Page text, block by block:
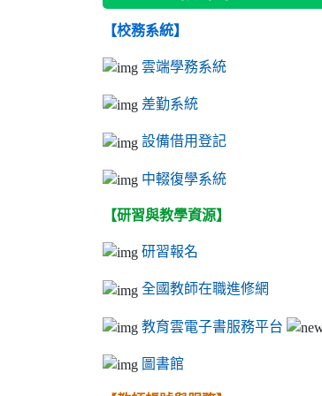
【校務系統】
雲端學務系統
差勤系統
設備借用登記
中輟復學系統
【研習與教學資源】
研習報名
全國教師在職進修網
教育雲電子書服務平台
圖書館